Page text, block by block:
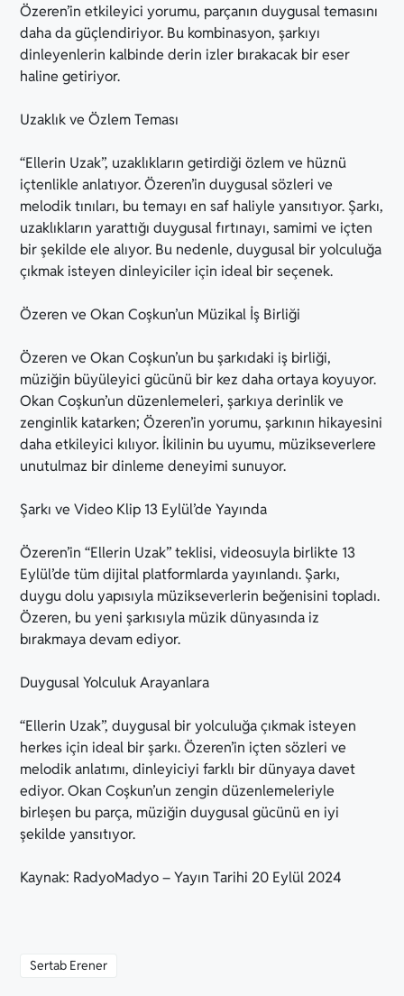
Özeren’in etkileyici yorumu, parçanın duygusal temasını
daha da güçlendiriyor. Bu kombinasyon, şarkıyı
dinleyenlerin kalbinde derin izler bırakacak bir eser
haline getiriyor.
Uzaklık ve Özlem Teması
“Ellerin Uzak”, uzaklıkların getirdiği özlem ve hüznü
içtenlikle anlatıyor. Özeren’in duygusal sözleri ve
melodik tınıları, bu temayı en saf haliyle yansıtıyor. Şarkı,
uzaklıkların yarattığı duygusal fırtınayı, samimi ve içten
bir şekilde ele alıyor. Bu nedenle, duygusal bir yolculuğa
çıkmak isteyen dinleyiciler için ideal bir seçenek.
Özeren ve Okan Coşkun’un Müzikal İş Birliği
Özeren ve Okan Coşkun’un bu şarkıdaki iş birliği,
müziğin büyüleyici gücünü bir kez daha ortaya koyuyor.
Okan Coşkun’un düzenlemeleri, şarkıya derinlik ve
zenginlik katarken; Özeren’in yorumu, şarkının hikayesini
daha etkileyici kılıyor. İkilinin bu uyumu, müzikseverlere
unutulmaz bir dinleme deneyimi sunuyor.
Şarkı ve Video Klip 13 Eylül’de Yayında
Özeren’in “Ellerin Uzak” teklisi, videosuyla birlikte 13
Eylül’de tüm dijital platformlarda yayınlandı. Şarkı,
duygu dolu yapısıyla müzikseverlerin beğenisini topladı.
Özeren, bu yeni şarkısıyla müzik dünyasında iz
bırakmaya devam ediyor.
Duygusal Yolculuk Arayanlara
“Ellerin Uzak”, duygusal bir yolculuğa çıkmak isteyen
herkes için ideal bir şarkı. Özeren’in içten sözleri ve
melodik anlatımı, dinleyiciyi farklı bir dünyaya davet
ediyor. Okan Coşkun’un zengin düzenlemeleriyle
birleşen bu parça, müziğin duygusal gücünü en iyi
şekilde yansıtıyor.
Kaynak: RadyoMadyo – Yayın Tarihi 20 Eylül 2024
Sertab Erener